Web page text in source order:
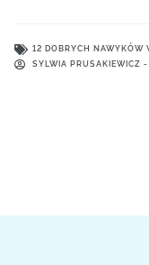
12 DOBRYCH NAWYKÓW
SYLWIA PRUSAKIEWICZ